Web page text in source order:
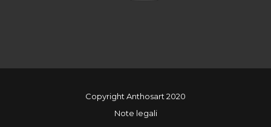
Copyright Anthosart 2020
Note legali